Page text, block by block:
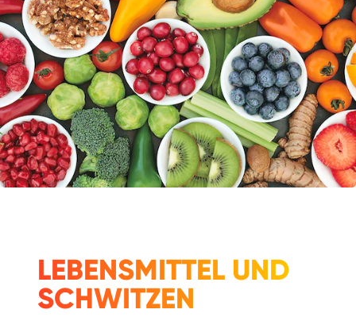
LEBENSMITTEL UND
SCHWITZEN